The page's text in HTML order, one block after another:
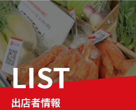
LIST
出店者情報